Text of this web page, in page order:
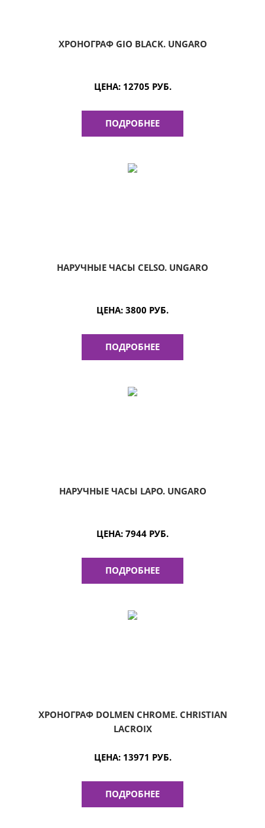
ХРОНОГРАФ GIO BLACK. UNGARO
ЦЕНА:12705 РУБ.
ПОДРОБНЕЕ
НАРУЧНЫЕ ЧАСЫ CELSO. UNGARO
ЦЕНА:3800 РУБ.
ПОДРОБНЕЕ
НАРУЧНЫЕ ЧАСЫ LAPO. UNGARO
ЦЕНА:7944 РУБ.
ПОДРОБНЕЕ
ХРОНОГРАФ DOLMEN CHROME. CHRISTIAN
LACROIX
ЦЕНА:13971 РУБ.
ПОДРОБНЕЕ